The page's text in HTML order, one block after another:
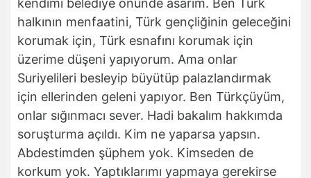
kendimi belediye önünde asarım. Ben Türk
halkının menfaatini, Türk gençliğinin geleceğini
korumak için, Türk esnafını korumak için
üzerime düşeni yapıyorum. Ama onlar
Suriyelileri besleyip büyütüp palazlandırmak
için ellerinden geleni yapıyor. Ben Türkçüyüm,
onlar sığınmacı sever. Hadi bakalım hakkımda
soruşturma açıldı. Kim ne yaparsa yapsın.
Abdestimden şüphem yok. Kimseden de
korkum yok. Yaptıklarımı yapmaya gerekirse